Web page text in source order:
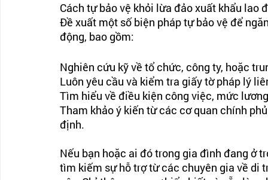
Cách tự bảo vệ khỏi lừa đảo xuất khẩu lao
Đề xuất một số biện pháp tự bảo vệ để
động, bao gồm:
Nghiên cứu kỹ về tổ chức, công ty, hoặc
Luôn yêu cầu và kiểm tra giấy tờ pháp lý
Tìm hiểu về điều kiện công việc, mức
Tham khảo ý kiến từ các cơ quan chính
định.
Nếu bạn hoặc ai đó trong gia đình đang ở
tìm kiếm sự hỗ trợ từ các chuyên gia về di